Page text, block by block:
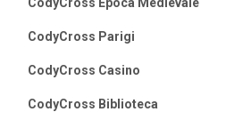
CodyCross Parigi
CodyCross Casino
CodyCross Biblioteca